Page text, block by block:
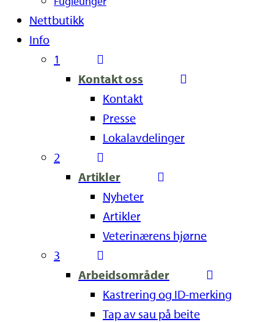
Nettbutikk
Info
1
Kontakt oss
Kontakt
Presse
Lokalavdelinger
2
Artikler
Nyheter
Artikler
Veterinærens hjørne
3
Arbeidsområder
Kastrering og ID-merking
Tap av sau på beite